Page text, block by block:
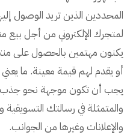
المحددين الذين تريد الوصول
لمتجرك الإلكتروني من أجل بيع
يكنون مهتمين بالحصول على
أو يقدم لهم قيمة معينة. ما
يجب أن تكون موجهة نحو جذب
والمتمثلة في رسالتك
والإعلانات وغيرها من الجوانب.